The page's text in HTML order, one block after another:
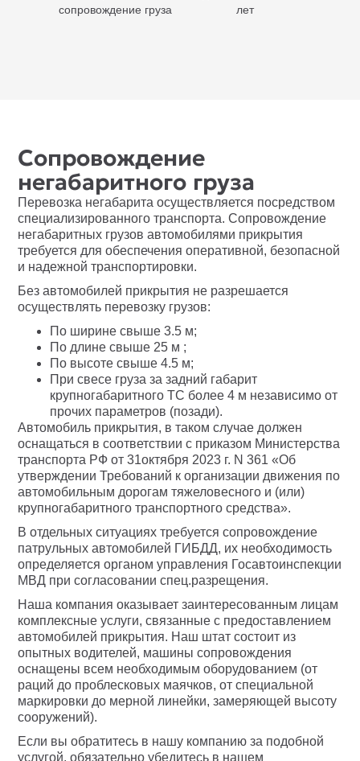
сопровождение груза
лет
Сопровождение
негабаритного груза
Перевозка негабарита осуществляется посредством
специализированного транспорта. Сопровождение
негабаритных грузов автомобилями прикрытия
требуется для обеспечения оперативной, безопасной
и надежной транспортировки.
Без автомобилей прикрытия не разрешается
осуществлять перевозку грузов:
По ширине свыше 3.5 м;
По длине свыше 25 м ;
По высоте свыше 4.5 м;
При свесе груза за задний габарит
крупногабаритного ТС более 4 м независимо от
прочих параметров (позади).
Автомобиль прикрытия, в таком случае должен
оснащаться в соответствии с приказом Министерства
транспорта РФ от 31октября 2023 г. N 361 «Об
утверждении Требований к организации движения по
автомобильным дорогам тяжеловесного и (или)
крупногабаритного транспортного средства».
В отдельных ситуациях требуется сопровождение
патрульных автомобилей ГИБДД, их необходимость
определяется органом управления Госавтоинспекции
МВД при согласовании спец.разрещения.
Наша компания оказывает заинтересованным лицам
комплексные услуги, связанные с предоставлением
автомобилей прикрытия. Наш штат состоит из
опытных водителей, машины сопровождения
оснащены всем необходимым оборудованием (от
раций до проблесковых маячков, от специальной
маркировки до мерной линейки, замеряющей высоту
сооружений).
Если вы обратитесь в нашу компанию за подобной
услугой, обязательно убедитесь в нашем